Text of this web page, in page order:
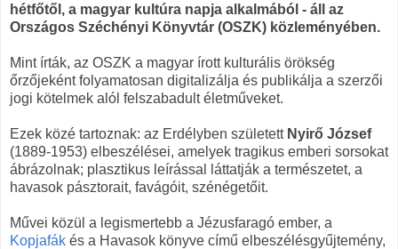
hétfőtől, a magyar kultúra napja alkalmából - áll az
Országos Széchényi Könyvtár (OSZK) közleményében.
Mint írták, az OSZK a magyar írott kulturális örökség
őrzőjeként folyamatosan digitalizálja és publikálja a szerzői
jogi kötelmek alól felszabadult életműveket.
Ezek közé tartoznak: az Erdélyben született Nyirő József
(1889-1953) elbeszélései, amelyek tragikus emberi sorsokat
ábrázolnak; plasztikus leírással láttatják a természetet, a
havasok pásztorait, favágóit, szénégetőit.
Művei közül a legismertebb a Jézusfaragó ember, a
Kopjafák és a Havasok könyve című elbeszélésgyűjtemény,